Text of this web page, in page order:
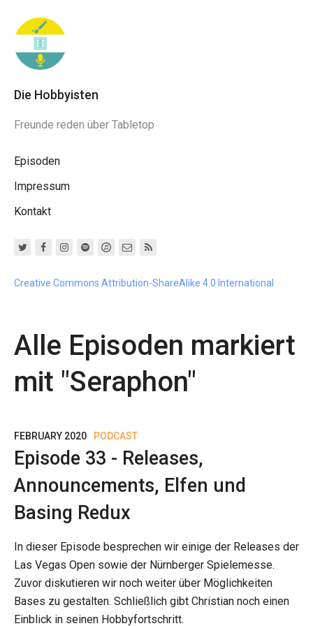
Die Hobbyisten
Freunde reden über Tabletop
Episoden
Impressum
Kontakt
Creative Commons Attribution-ShareAlike 4.0 International
Alle Episoden markiert
mit "Seraphon"
FEBRUARY 2020 PODCAST
Episode 33 - Releases,
Announcements, Elfen und
Basing Redux
In dieser Episode besprechen wir einige der Releases der
Las Vegas Open sowie der Nürnberger Spielemesse.
Zuvor diskutieren wir noch weiter über Möglichkeiten
Bases zu gestalten. Schließlich gibt Christian noch einen
Einblick in seinen Hobbyfortschritt.